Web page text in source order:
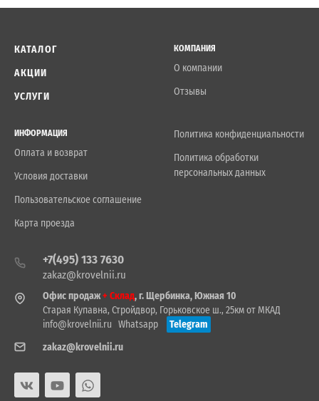
КАТАЛОГ
АКЦИИ
УСЛУГИ
КОМПАНИЯ
О компании
Отзывы
ИНФОРМАЦИЯ
Оплата и возврат
Условия доставки
Пользовательское соглашение
Карта проезда
Политика конфиденциальности
Политика обработки
персональных данных
+7(495) 133 7630
zakaz@krovelnii.ru
Офис продаж+ Склад, г. Щербинка, Южная 10
Старая Купавна, Стройдвор, Горьковское ш., 25км от МКАД
info@krovelnii.ru Whatsapp
Telegram
zakaz@krovelnii.ru